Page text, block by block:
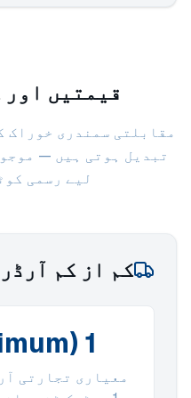
قیمتیں اور
مقابلتی سمندری خوراک
تبدیل ہوتی ہیں —
لیے رسمی
کم از کم
1 ton (minimum)
معیاری تجارتی